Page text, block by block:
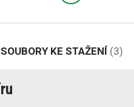
SOUBORY KE STAŽENÍ (3)